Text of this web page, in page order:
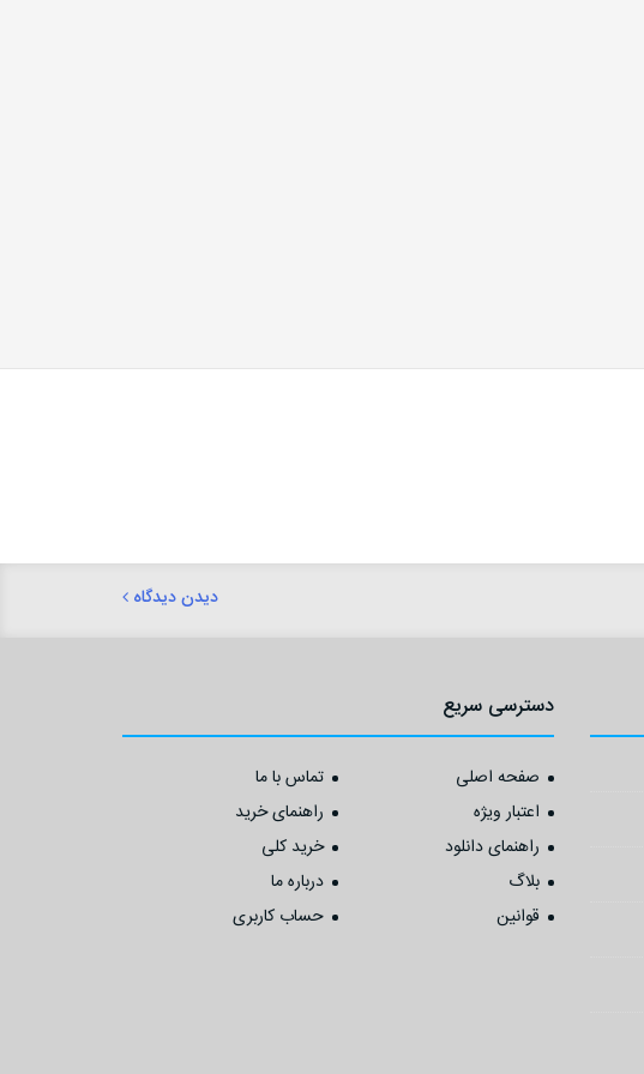
دیدن دیدگاه
دسترسی سریع
صفحه اصلی
تماس با ما
اعتبار ویژه
راهنمای خرید
راهنمای دانلود
خرید کلی
بلاگ
درباره ما
قوانین
حساب کاربری